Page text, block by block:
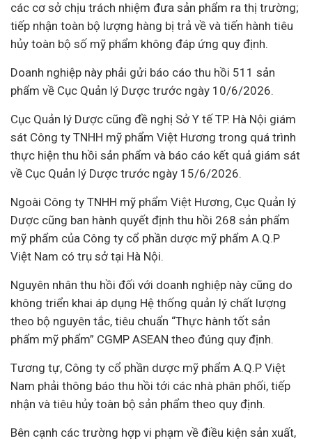
các cơ sở chịu trách nhiệm đưa sản phẩm ra thị trường;
tiếp nhận toàn bộ lượng hàng bị trả về và tiến hành tiêu
hủy toàn bộ số mỹ phẩm không đáp ứng quy định.
Doanh nghiệp này phải gửi báo cáo thu hồi 511 sản
phẩm về Cục Quản lý Dược trước ngày 10/6/2026.
Cục Quản lý Dược cũng đề nghị Sở Y tế TP. Hà Nội giám
sát Công ty TNHH mỹ phẩm Việt Hương trong quá trình
thực hiện thu hồi sản phẩm và báo cáo kết quả giám sát
về Cục Quản lý Dược trước ngày 15/6/2026.
Ngoài Công ty TNHH mỹ phẩm Việt Hương, Cục Quản lý
Dược cũng ban hành quyết định thu hồi 268 sản phẩm
mỹ phẩm của Công ty cổ phần dược mỹ phẩm A.Q.P
Việt Nam có trụ sở tại Hà Nội.
Nguyên nhân thu hồi đối với doanh nghiệp này cũng do
không triển khai áp dụng Hệ thống quản lý chất lượng
theo bộ nguyên tắc, tiêu chuẩn “Thực hành tốt sản
phẩm mỹ phẩm” CGMP ASEAN theo đúng quy định.
Tương tự, Công ty cổ phần dược mỹ phẩm A.Q.P Việt
Nam phải thông báo thu hồi tới các nhà phân phối, tiếp
nhận và tiêu hủy toàn bộ sản phẩm theo quy định.
Bên cạnh các trường hợp vi phạm về điều kiện sản xuất,